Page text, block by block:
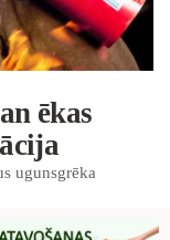
ēkas
ugunsgrēka